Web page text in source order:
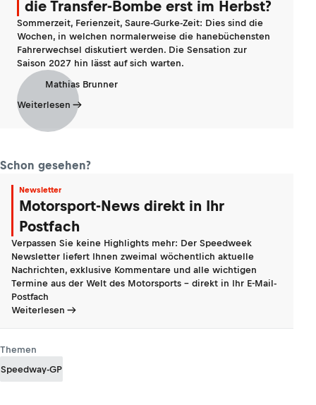
die Transfer-Bombe erst im Herbst?
Sommerzeit, Ferienzeit, Saure-Gurke-Zeit: Dies sind die
Wochen, in welchen normalerweise die hanebüchensten
Fahrerwechsel diskutiert werden. Die Sensation zur
Saison 2027 hin lässt auf sich warten.
Mathias Brunner
Weiterlesen
Schon gesehen?
Newsletter
Motorsport-News direkt in Ihr
Postfach
Verpassen Sie keine Highlights mehr: Der Speedweek
Newsletter liefert Ihnen zweimal wöchentlich aktuelle
Nachrichten, exklusive Kommentare und alle wichtigen
Termine aus der Welt des Motorsports - direkt in Ihr E-Mail-
Postfach
Weiterlesen
Themen
Speedway-GP